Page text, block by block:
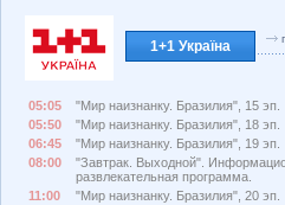
1+1 Україна
05:05
"Мир наизнанку. Бразилия", 15 эп.
05:50
"Мир наизнанку. Бразилия", 18 эп.
06:45
"Мир наизнанку. Бразилия", 19 эп.
08:00
"Завтрак. Выходной".
развлекательная программа.
11:00
"Мир наизнанку. Бразилия", 20 эп.